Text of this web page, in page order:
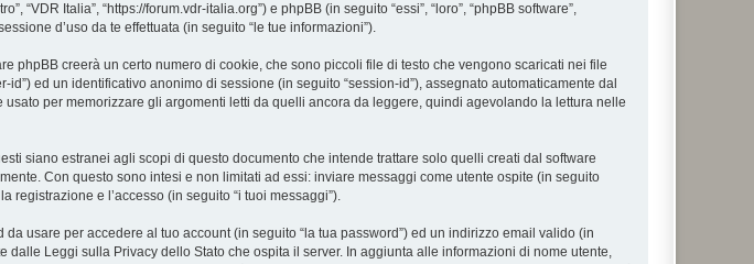
“VDR Italia”, “https://forum.vdr-italia.org”) e phpBB (in seguito “essi”, “loro”, “phpBB software”,
d’uso da te effettuata (in seguito “le tue informazioni”).
phpBB creerà un certo numero di cookie, che sono piccoli file di testo che vengono scaricati nei file
ed un identificativo anonimo di sessione (in seguito “session-id”), assegnato automaticamente dal
per memorizzare gli argomenti letti da quelli ancora da leggere, quindi agevolando la lettura nelle
siano estranei agli scopi di questo documento che intende trattare solo quelli creati dal software
Con questo sono intesi e non limitati ad essi: inviare messaggi come utente ospite (in seguito
registrazione e l’accesso (in seguito “i tuoi messaggi”).
usare per accedere al tuo account (in seguito “la tua password”) ed un indirizzo email valido (in
dalle Leggi sulla Privacy dello Stato che ospita il server. In aggiunta alle informazioni di nome utente,